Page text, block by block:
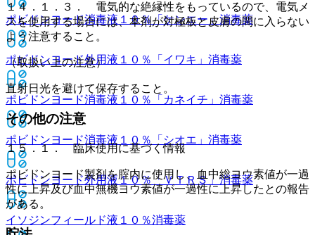
ポビドンヨード消毒液１０％「ケンエー」消毒薬
ポビドンヨード外用液１０％「イワキ」 消毒薬
ポビドンヨード消毒液１０％「カネイチ」 消毒薬
ポビドンヨード消毒液１０％「シオエ」 消毒薬
ポビドンヨード外用液１０％「ＶＴＲＳ」消毒薬
イソジンフィールド液１０％消毒薬
１４．１．３． 電気的な絶縁性をもっているので、電気メ
スを使用する場合には、本剤が対極板と皮膚の間に入らない
よう注意すること。
（取扱い上の注意）
直射日光を避けて保存すること。
その他の注意
１５．１． 臨床使用に基づく情報
ポビドンヨード製剤を腟内に使用し、血中総ヨウ素値が一過
性に上昇及び血中無機ヨウ素値が一過性に上昇したとの報告
がある。